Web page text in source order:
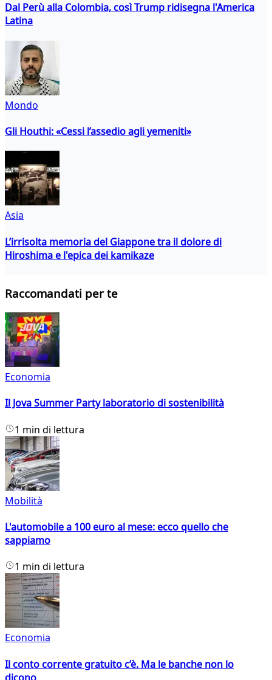
Dal Perù alla Colombia, così Trump ridisegna l'America
Latina
Mondo
Gli Houthi: «Cessi l’assedio agli yemeniti»
Asia
L’irrisolta memoria del Giappone tra il dolore di
Hiroshima e l'epica dei kamikaze
Raccomandati per te
Economia
Il Jova Summer Party laboratorio di sostenibilità
1 min di lettura
Mobilità
L'automobile a 100 euro al mese: ecco quello che
sappiamo
1 min di lettura
Economia
Il conto corrente gratuito c’è. Ma le banche non lo
dicono